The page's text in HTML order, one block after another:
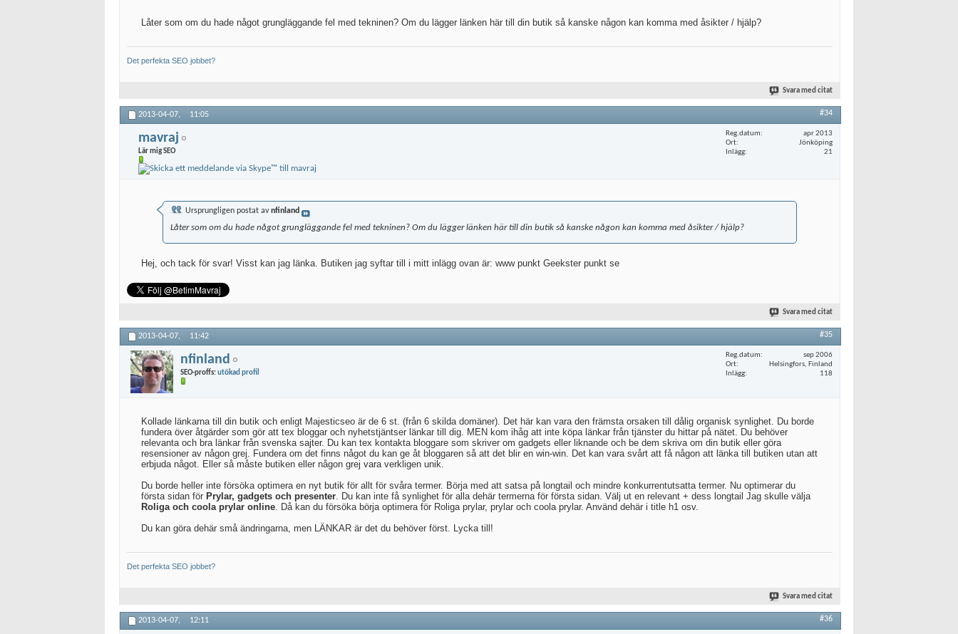
Låter som om du hade något grungläggande fel med tekninen? Om du lägger länken här till din butik så kanske någon kan komma med åsikter / hjälp?
Det perfekta SEO jobbet?
Svara med citat
2013-04-07, 11:05 #34
mavraj
Lär mig SEO
Reg.datum
apr 2013
Ort
Jönköping
Inlägg
21
Ursprungligen postat avnfinland
Låter som om du hade något grungläggande fel med tekninen? Om du lägger länken här till din butik så kanske någon kan komma med åsikter / hjälp?
Hej, och tack för svar! Visst kan jag länka. Butiken jag syftar till i mitt inlägg ovan är: www punkt Geekster punkt se
Svara med citat
2013-04-07, 11:42 #35
nfinland
SEO-proffs:utökad profil
Reg.datum
sep 2006
Ort
Helsingfors, Finland
Inlägg
118
Kollade länkarna till din butik och enligt Majesticseo är de 6 st. (från 6 skilda domäner). Det här kan vara den främsta orsaken till dålig organisk synlighet. Du borde
fundera över åtgärder som gör att tex bloggar och nyhetstjäntser länkar till dig. MEN kom ihåg att inte köpa länkar från tjänster du hittar på nätet. Du behöver
relevanta och bra länkar från svenska sajter. Du kan tex kontakta bloggare som skriver om gadgets eller liknande och be dem skriva om din butik eller göra
resensioner av någon grej. Fundera om det finns något du kan ge åt bloggaren så att det blir en win-win. Det kan vara svårt att få någon att länka till butiken utan att
erbjuda något. Eller så måste butiken eller någon grej vara verkligen unik.
Du borde heller inte försöka optimera en nyt butik för allt för svåra termer. Börja med att satsa på longtail och mindre konkurrentutsatta termer. Nu optimerar du
första sidan för Prylar, gadgets och presenter. Du kan inte få synlighet för alla dehär termerna för första sidan. Välj ut en relevant + dess longtail Jag skulle välja
Roliga och coola prylar online. Då kan du försöka börja optimera för Roliga prylar, prylar och coola prylar. Använd dehär i title h1 osv.
Du kan göra dehär små ändringarna, men LÄNKAR är det du behöver först. Lycka till!
Det perfekta SEO jobbet?
Svara med citat
2013-04-07, 12:11 #36